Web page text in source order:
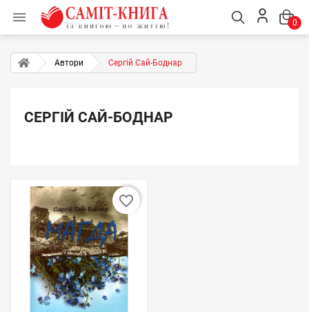
 0
Автори Сергій Сай-Боднар
СЕРГІЙ САЙ-БОДНАР
favorite_border